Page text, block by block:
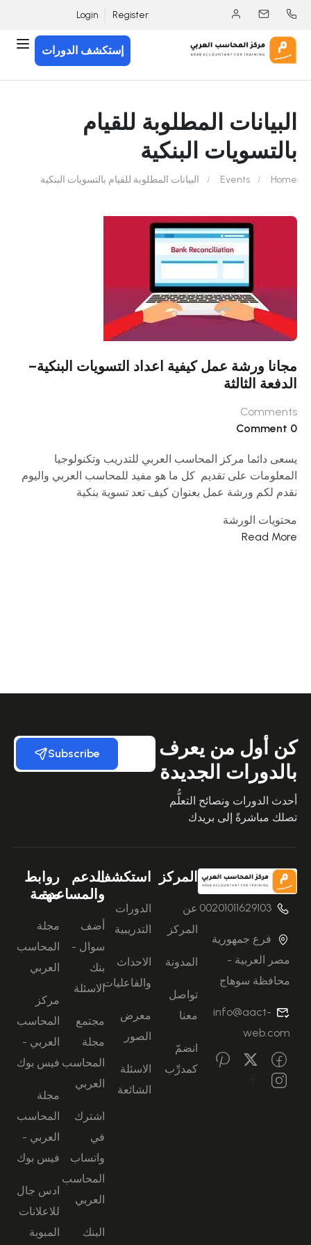
Register
Login
إستكشف الدورات
البيانات المطلوبة للقيام
بالتسويات البنكية
Home
Events البيانات المطلوبة للقيام بالتسويات البنكية
مجانا ورشة عمل كيفية اعداد التسويات البنكية–
الدفعة الثالثة
Comments
0 Comment
يسعى دائما مركز المحاسب العربي للتدريب وتكنولوجيا
المعلومات على تقديم كل ما هو مفيد للمحاسب العربي واليوم
نقدم لكم ورشة عمل بعنوان كيف تعد تسوية بنكية
محتويات الورشة
Read More
كن أول من يعرف
بالدورات الجديدة
أحدث الدورات ونصائح التعلُّم
تصلك مباشرةً إلى بريدك
Subscribe
00201011629103
فرع جمهورية
مصر العربية -
محافظة سوهاج
info@aact-
web.com
المركز
عن
المركز
المدونة
تواصل
معنا
انضمّ
كمدرِّب
استكشف
الدورات
التدريبية
الاحداث
والفاعليات
معرض
الصور
الاسئلة
الشائعة
الدعم
والمساعدة
أضف
سوال -
بنك
الاسئلة
مجتمع
مجلة
المحاسب
العربي
اشترك
في
واتساب
المحاسب
العربي
البنك
روابط
مهمة
مجلة
المحاسب
العربي
مركز
المحاسب
العربي -
فيس بوك
مجلة
المحاسب
العربي -
فيس بوك
ادس جال
للاعلانات
المبوبة